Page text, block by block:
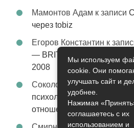
Мамонтов Адам к записи
через tobiz
Егоров Константин к
— BRITAX Evolva 1-2-3 (1-
2008
Соколова Эльзак записи
психолога –
отношениях
Мы используем
cookie. Они
улучшать сайт и
удобнее.
Нажимая
соглашаетесь с их
использованием и